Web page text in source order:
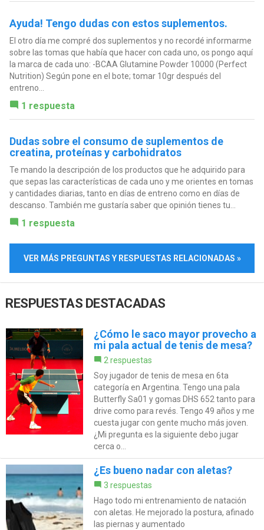
Ayuda! Tengo dudas con estos suplementos.
El otro día me compré dos suplementos y no recordé informarme
sobre las tomas que había que hacer con cada uno, os pongo aquí
la marca de cada uno: -BCAA Glutamine Powder 10000 (Perfect
Nutrition) Según pone en el bote; tomar 10gr después del
entreno...
1 respuesta
Dudas sobre el consumo de suplementos de
creatina, proteínas y carbohidratos
Te mando la descripción de los productos que he adquirido para
que sepas las características de cada uno y me orientes en tomas
y cantidades diarias, tanto en días de entreno como en días de
descanso. También me gustaría saber que opinión tienes tu...
1 respuesta
VER MÁS PREGUNTAS Y RESPUESTAS RELACIONADAS »
RESPUESTAS DESTACADAS
¿Cómo le saco mayor provecho a
mi pala actual de tenis de mesa?
2 respuestas
Soy jugador de tenis de mesa en 6ta
categoría en Argentina. Tengo una pala
Butterfly Sa01 y gomas DHS 652 tanto para
drive como para revés. Tengo 49 años y me
cuesta jugar con gente mucho más joven.
¿Mi pregunta es la siguiente debo jugar
cerca o...
¿Es bueno nadar con aletas?
3 respuestas
Hago todo mi entrenamiento de natación
con aletas. He mejorado la postura, afinado
las piernas y aumentado